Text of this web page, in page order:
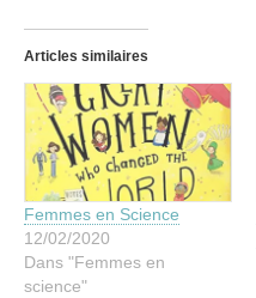
Articles similaires
Femmes en Science
12/02/2020
Dans "Femmes en
science"